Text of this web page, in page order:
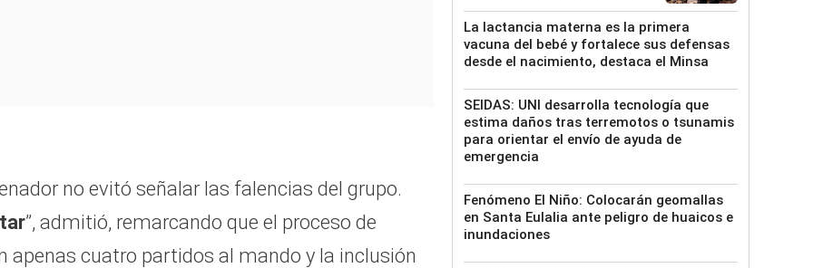
no evitó señalar las falencias del grupo.
”, admitió, remarcando que el proceso de
cuatro partidos al mando y la inclusión
La lactancia materna es la primera
vacuna del bebé y fortalece sus defensas
desde el nacimiento, destaca el Minsa
SEIDAS: UNI desarrolla tecnología que
estima daños tras terremotos o tsunamis
para orientar el envío de ayuda de
emergencia
Fenómeno El Niño: Colocarán geomallas
en Santa Eulalia ante peligro de huaicos e
inundaciones